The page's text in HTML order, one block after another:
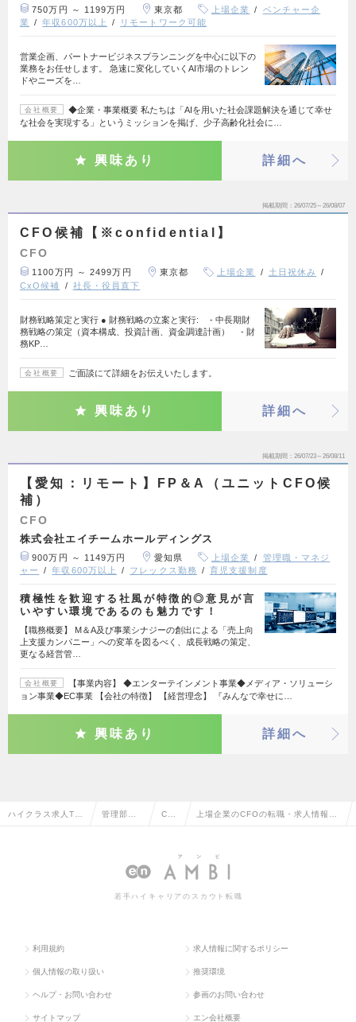
750万円 ～ 1199万円 東京都 上場企業
ベンチャー企
業
年収600万以上 リモートワーク可能
営業企画、パートナービジネスプランニングを中心に以下の
業務をお任せします。 急速に変化していくAI市場のトレン
ドやニーズを…
会社概要
◆企業・事業概要 私たちは「AIを用いた社会課題解決を通じて幸せ
な社会を実現する」というミッションを掲げ、少子高齢化社会に…
興味あり 詳細へ
掲載期間 26/07/25～26/08/07
CFO候補【※confidential】
CFO
1100万円 ～ 2499万円 東京都 上場企業
土日祝休み
CxO候補
社長・役員直下
財務戦略策定と実行 ● 財務戦略の立案と実行: - 中長期財
務戦略の策定（資本構成、投資計画、資金調達計画） - 財
務KP…
会社概要 ご面談にて詳細をお伝えいたします。
興味あり 詳細へ
掲載期間 26/07/23～26/08/11
【愛知：リモート】FP＆A（ユニットCFO候
補）
CFO
株式会社エイチームホールディングス
900万円 ～ 1149万円 愛知県 上場企業
管理職・マネジ
ャー
年収600万以上 フレックス勤務 育児支援制度
積極性を歓迎する社風が特徴的◎意見が言
いやすい環境であるのも魅力です！
【職務概要】 M＆A及び事業シナジーの創出による「売上向
上支援カンパニー」への変革を図るべく、成長戦略の策定、
更なる経営管…
会社概要
【事業内容】 ◆エンターテインメント事業◆メディア・ソリューシ
ョン事業◆EC事業 【会社の特徴】 【経営理念】 『みんなで幸せに…
興味あり 詳細へ
ハイクラス求人TO 管理部門 CF 上場企業のCFOの転職・求人情報一
若手ハイキャリアのスカウト転職
利用規約 求人情報に関するポリシー
個人情報の取り扱い 推奨環境
ヘルプ・お問い合わせ 参画のお問い合わせ
サイトマップ エン会社概要